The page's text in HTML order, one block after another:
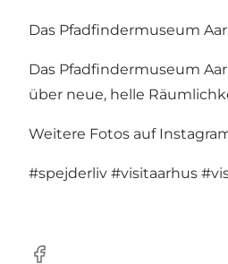
Das Pfadfindermuseum
Das Pfadfindermuseum
über neue, helle
Weitere Fotos auf
#spejderliv #visitaarhus